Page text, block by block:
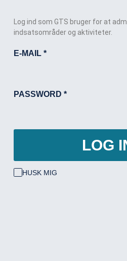
Log ind som GTS bruger for at
indsatsområder og aktiviteter.
E-MAIL *
PASSWORD *
LOG
HUSK MIG